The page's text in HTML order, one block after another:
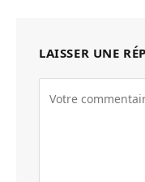
LAISSER UNE